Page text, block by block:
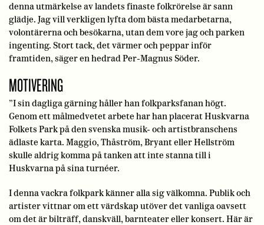
denna utmärkelse av landets finaste folkrörelse är sann
glädje. Jag vill verkligen lyfta dom bästa medarbetarna,
volontärerna och besökarna, utan dem vore jag och parken
ingenting. Stort tack, det värmer och peppar inför
framtiden, säger en hedrad Per-Magnus Söder.
MOTIVERING
”I sin dagliga gärning håller han folkparksfanan högt.
Genom ett målmedvetet arbete har han placerat Huskvarna
Folkets Park på den svenska musik- och artistbranschens
ädlaste karta. Maggio, Thåström, Bryant eller Hellström
skulle aldrig komma på tanken att inte stanna till i
Huskvarna på sina turnéer.
I denna vackra folkpark känner alla sig välkomna. Publik och
artister vittnar om ett värdskap utöver det vanliga oavsett
om det är bilträff, danskväll, barnteater eller konsert. Här är